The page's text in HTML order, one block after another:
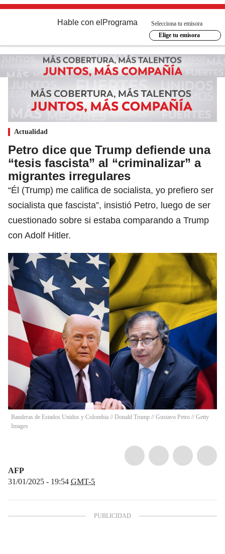
Hable con el Programa
Selecciona tu emisora
Elige tu emisora
Actualidad
Petro dice que Trump defiende una
“tesis fascista” al “criminalizar” a
migrantes irregulares
“Él (Trump) me califica de socialista, yo prefiero ser
socialista que fascista”, insistió Petro, luego de ser
cuestionado sobre si estaba comparando a Trump
con Adolf Hitler.
Banderas de Estados Unidos y Colombia // Donald Trump // Gustavo Petro // Getty
Images
AFP
31/01/2025 - 19:54 GMT-5